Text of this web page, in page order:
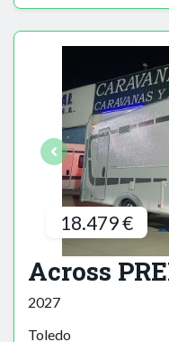
18.479 €
Across
2027
Toledo